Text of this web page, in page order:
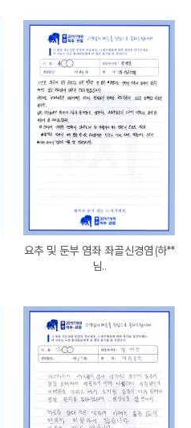
요추 및 둔부 염좌 좌골신경염(하**
님..